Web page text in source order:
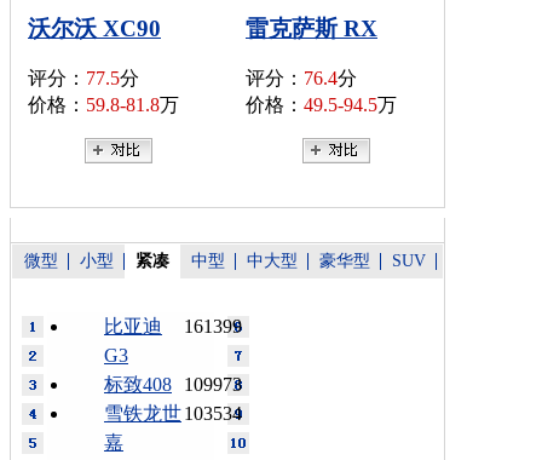
沃尔沃 XC90
评分： 77.5分
价格： 59.8-81.8万
雷克萨斯 RX
评分： 76.4分
价格： 49.5-94.5万
微型 小型 紧凑 中型 中大型 豪华型 SUV
161399
比亚迪
G3
109973
标致408
103534
雪铁龙世
嘉